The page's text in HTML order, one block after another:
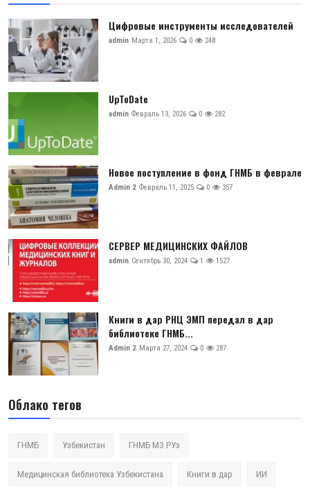
Цифровые инструменты исследователей
admin Марта 1, 2026 0 248
UpToDate
admin Февраль 13, 2026 0 282
Новое поступление в фонд ГНМБ в феврале
Admin 2 Февраль 11, 2025 0 357
СЕРВЕР МЕДИЦИНСКИХ ФАЙЛОВ
admin Сентябрь 30, 2024 1 1527
Книги в дар РНЦ ЭМП передал в дар
библиотеке ГНМБ...
Admin 2 Марта 27, 2024 0 287
Облако тегов
ГНМБ Узбекистан ГНМБ МЗ РУз
Медицинская библиотека Узбекистана Книги в дар ИИ